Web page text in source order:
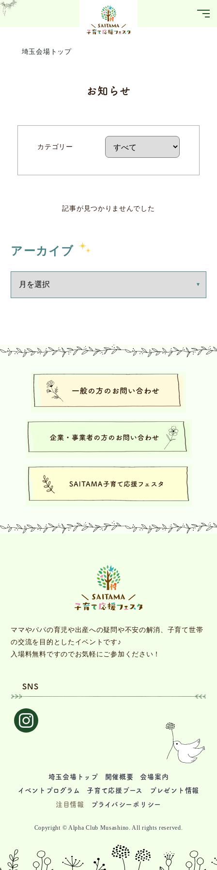
埼玉会場トップ
お知らせ
カテゴリー
記事が見つかりませんでした
アーカイブ
ママやパパの育児や出産への疑問や不安の解消、子育て世帯
の交流を目的としたイベントです♪
入場料無料ですのでお気軽にご参加ください！
SNS
埼玉会場トップ 開催概要 会場案内
イベントプログラム 子育て応援ブース プレゼント情報
注目情報 プライバシーポリシー
Copyright © Alpha Club Musashino. All rights reserved.